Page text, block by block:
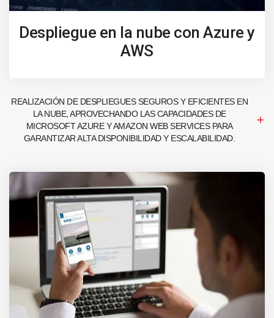
Despliegue en la nube con Azure y
AWS
REALIZACIÓN DE DESPLIEGUES SEGUROS Y EFICIENTES EN
LA NUBE, APROVECHANDO LAS CAPACIDADES DE
MICROSOFT AZURE Y AMAZON WEB SERVICES PARA
GARANTIZAR ALTA DISPONIBILIDAD Y ESCALABILIDAD.